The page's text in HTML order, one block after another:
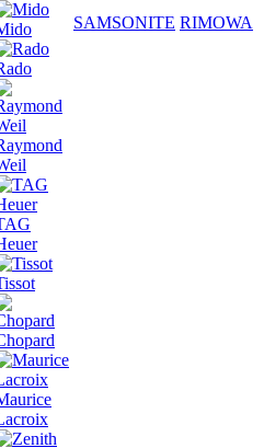
SAMSONITE RIMOWA